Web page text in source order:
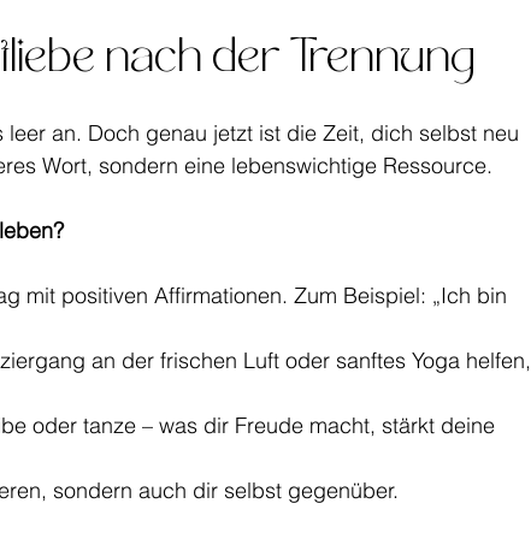
nach der Trennung
an. Doch genau jetzt ist die Zeit, dich selbst neu
Wort, sondern eine lebenswichtige Ressource.
mit positiven Affirmationen. Zum Beispiel: „Ich bin
an der frischen Luft oder sanftes Yoga helfen,
oder tanze – was dir Freude macht, stärkt deine
sondern auch dir selbst gegenüber.